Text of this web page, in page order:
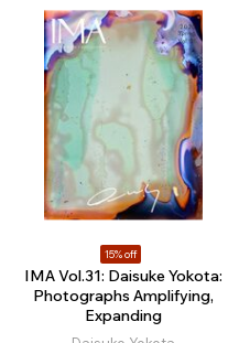
15% off
IMA Vol.31: Daisuke Yokota:
Photographs Amplifying,
Expanding